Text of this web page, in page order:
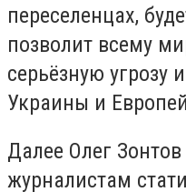
переселенцах,
позволит всему
серьёзную угрозу
Украины и
Далее Олег
журналистам